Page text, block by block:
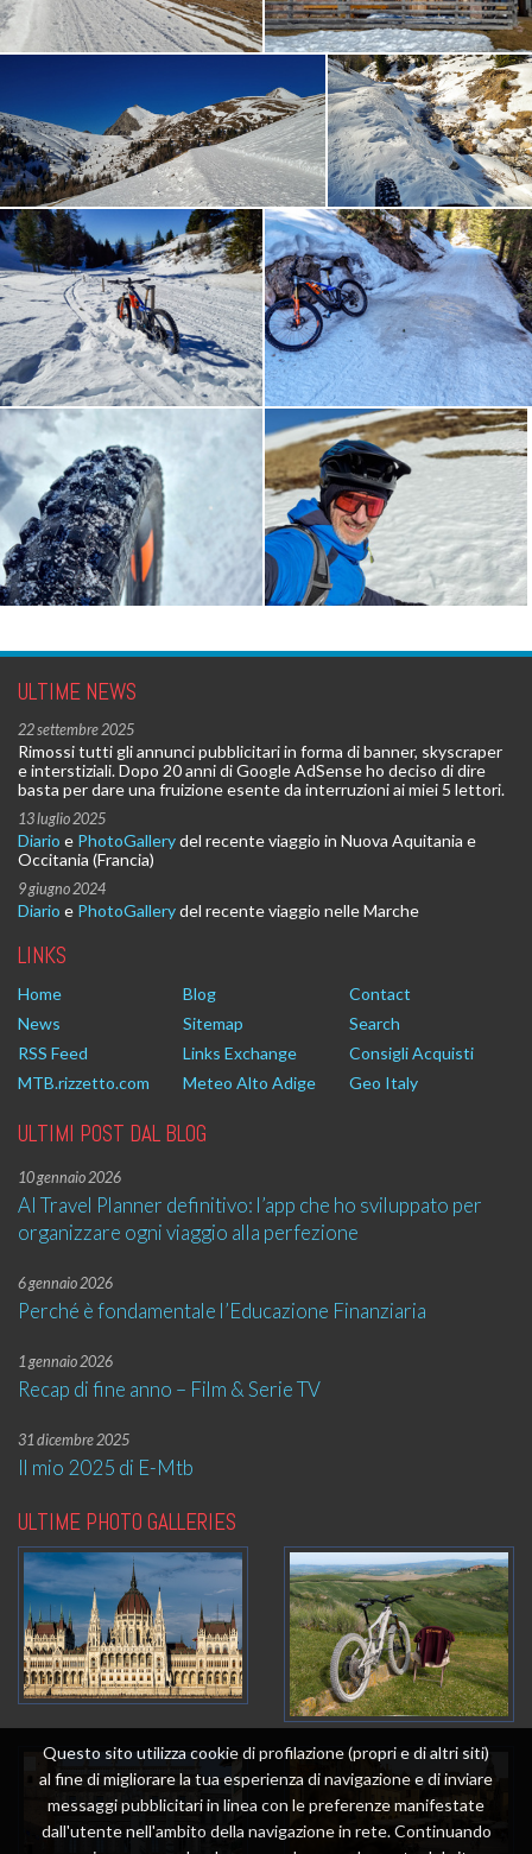
ULTIME NEWS
22 settembre 2025
Rimossi tutti gli annunci pubblicitari in forma di banner, skyscraper
e interstiziali. Dopo 20 anni di Google AdSense ho deciso di dire
basta per dare una fruizione esente da interruzioni ai miei 5 lettori.
13 luglio 2025
Diario e PhotoGallerydel recente viaggio in Nuova Aquitania e
Occitania (Francia)
9 giugno 2024
Diario e PhotoGallerydel recente viaggio nelle Marche
LINKS
Home Blog
Contact
News
Sitemap
Search
RSS Feed
Links Exchange
Consigli Acquisti
MTB.rizzetto.com
Meteo Alto Adige Geo Italy
ULTIMI POST DAL BLOG
10 gennaio 2026
AI Travel Planner definitivo: l’app che ho sviluppato per
organizzare ogni viaggio alla perfezione
6 gennaio 2026
Perché è fondamentale l’Educazione Finanziaria
1 gennaio 2026
Recap di fine anno – Film & Serie TV
31 dicembre 2025
Il mio 2025 di E-Mtb
ULTIME PHOTO GALLERIES
Questo sito utilizza cookie di profilazione (propri e di altri siti)
al fine di migliorare la tua esperienza di navigazione e di inviare
messaggi pubblicitari in linea con le preferenze manifestate
dall'utente nell'ambito della navigazione in rete. Continuando